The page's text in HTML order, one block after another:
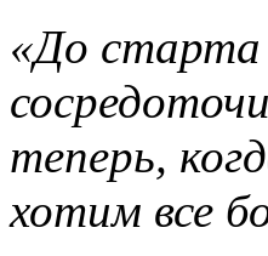
«До старта
теперь,
хотим все